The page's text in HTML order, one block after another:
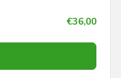
€36,00